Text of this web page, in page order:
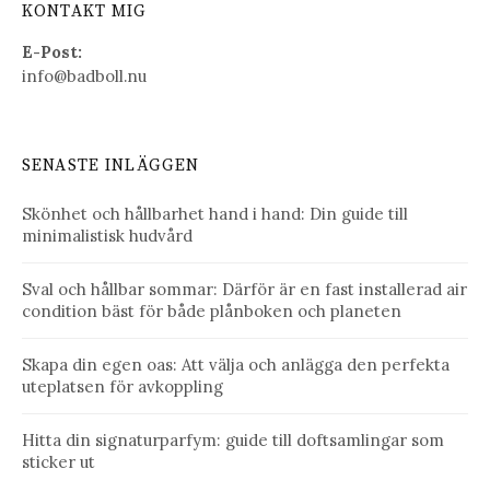
KONTAKT MIG
E-Post:
info@badboll.nu
SENASTE INLÄGGEN
Skönhet och hållbarhet hand i hand: Din guide till
minimalistisk hudvård
Sval och hållbar sommar: Därför är en fast installerad air
condition bäst för både plånboken och planeten
Skapa din egen oas: Att välja och anlägga den perfekta
uteplatsen för avkoppling
Hitta din signaturparfym: guide till doftsamlingar som
sticker ut